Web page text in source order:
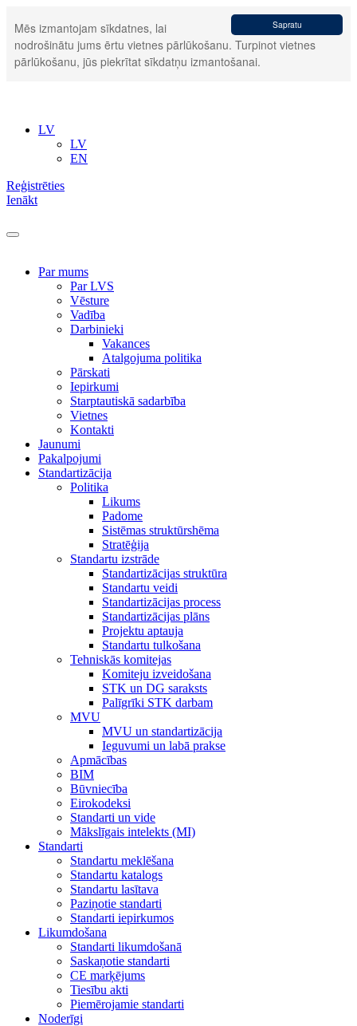
Sapratu
Mēs izmantojam sīkdatnes, lai
nodrošinātu jums ērtu vietnes pārlūkošanu. Turpinot vietnes
pārlūkošanu, jūs piekrītat sīkdatņu izmantošanai.
LV
LV
EN
Reģistrēties
Ienākt
Par mums
Par LVS
Vēsture
Vadība
Darbinieki
Vakances
Atalgojuma politika
Pārskati
Iepirkumi
Starptautiskā sadarbība
Vietnes
Kontakti
Jaunumi
Pakalpojumi
Standartizācija
Politika
Likums
Padome
Sistēmas struktūrshēma
Stratēģija
Standartu izstrāde
Standartizācijas struktūra
Standartu veidi
Standartizācijas process
Standartizācijas plāns
Projektu aptauja
Standartu tulkošana
Tehniskās komitejas
Komiteju izveidošana
STK un DG saraksts
Palīgrīki STK darbam
MVU
MVU un standartizācija
Ieguvumi un labā prakse
Apmācības
BIM
Būvniecība
Eirokodeksi
Standarti un vide
Mākslīgais intelekts (MI)
Standarti
Standartu meklēšana
Standartu katalogs
Standartu lasītava
Paziņotie standarti
Standarti iepirkumos
Likumdošana
Standarti likumdošanā
Saskaņotie standarti
CE marķējums
Tiesību akti
Piemērojamie standarti
Noderīgi